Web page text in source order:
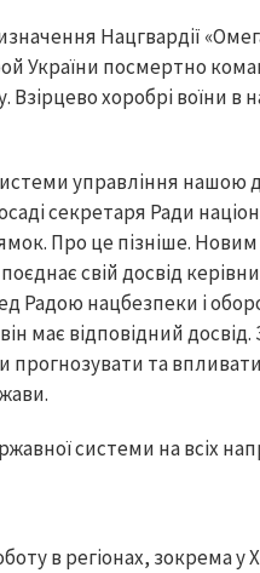
Нацгвардії
України посмертно
хоробрі воїни в
управління нашою
секретаря Ради
Про це пізніше.
свій досвід
Радою нацбезпеки і
має відповідний
та
системи на всіх
в регіонах, зокрема у